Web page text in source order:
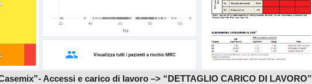
Accessi e carico di lavoro –> “DETTAGLIO CARICO DI LAVORO”